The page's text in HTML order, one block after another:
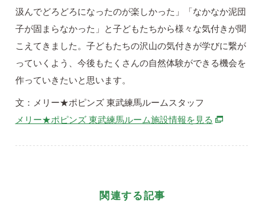
汲んでどろどろになったのが楽しかった」「なかなか泥団
子が固まらなかった」と子どもたちから様々な気付きが聞
こえてきました。子どもたちの沢山の気付きが学びに繋が
っていくよう、今後もたくさんの自然体験ができる機会を
作っていきたいと思います。
文：メリー★ポピンズ 東武練馬ルームスタッフ
メリー★ポピンズ 東武練馬ルーム施設情報を見る 別ウィンド
関連する記事